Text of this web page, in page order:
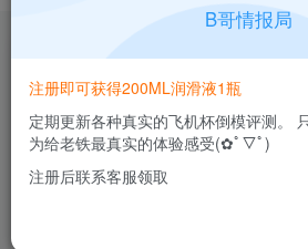
收藏0 评论0 社区0
发布 0
B哥情报局
注册即可获得200ML润滑液1瓶
定期更新各种真实的飞机杯倒模评测。
为给老铁最真实的体验感受(✿ﾟ▽ﾟ)
注册后联系客服领取